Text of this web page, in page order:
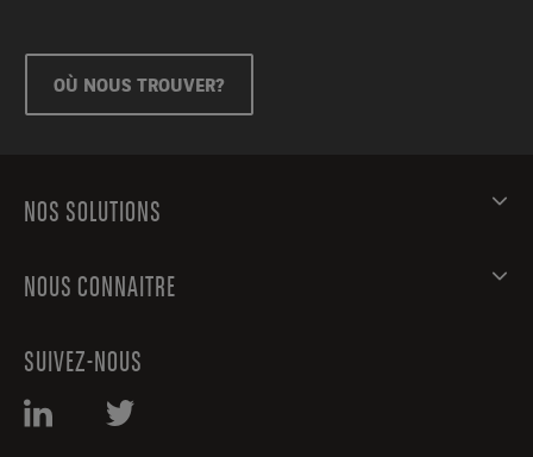
OÙ NOUS TROUVER?
NOS SOLUTIONS
NOUS CONNAITRE
SUIVEZ-NOUS